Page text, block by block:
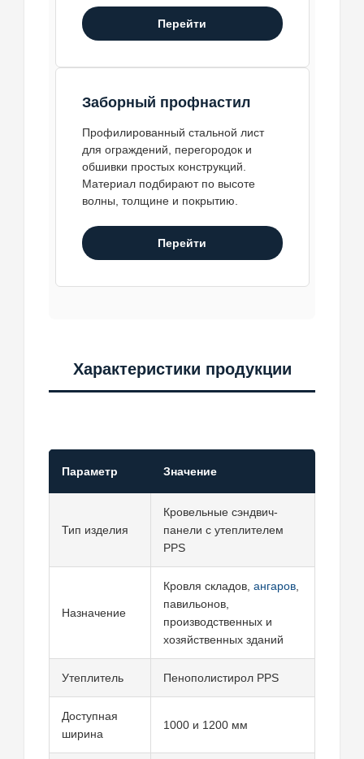
Перейти
Заборный профнастил
Профилированный стальной лист
для ограждений, перегородок и
обшивки простых конструкций.
Материал подбирают по высоте
волны, толщине и покрытию.
Перейти
Характеристики продукции
Параметр Значение
Тип изделия
Кровельные сэндвич-
панели с утеплителем
PPS
Назначение
Кровля складов, ангаров
павильонов,
производственных и
хозяйственных зданий
Утеплитель Пенополистирол PPS
Доступная
ширина
1000 и 1200 мм